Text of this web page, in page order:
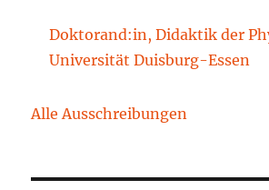
Doktorand:in, Didaktik der
Universität Duisburg-Essen
Alle Ausschreibungen